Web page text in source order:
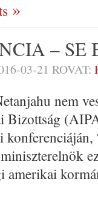
– SE
03-21 ROVAT:
nem
Bizottság
amerikai